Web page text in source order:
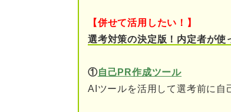
資生堂
コーセー
【併せて活用したい！】
選考対策の決定版！内定者が使
①自己PR作成ツール
AIツールを活用して選考前に自